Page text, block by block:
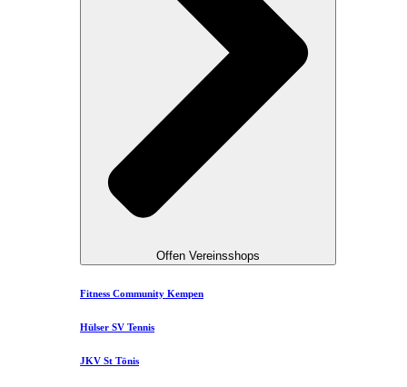
Offen Vereinsshops
Fitness Community Kempen
Hülser SV Tennis
JKV St Tönis